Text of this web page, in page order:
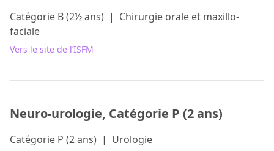
Catégorie B (2½ ans) | Chirurgie orale et maxillo-
faciale
Vers le site de l’ISFM
Neuro-urologie, Catégorie P (2 ans)
Catégorie P (2 ans) | Urologie